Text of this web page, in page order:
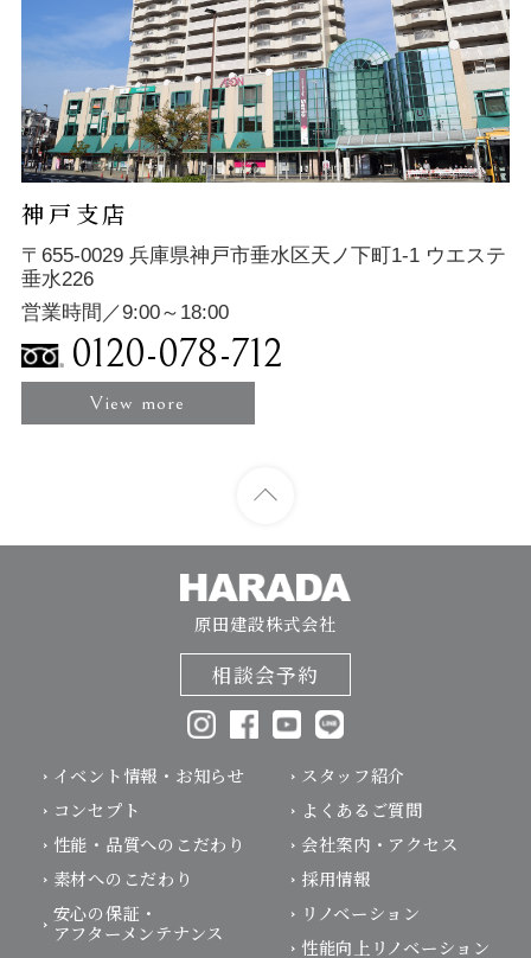
神戸支店
〒655-0029 兵庫県神戸市垂水区天ノ下町1-1 ウエステ
垂水226
営業時間／9:00～18:00
0120-078-712
View more
原田建設株式会社
相談会予約
イベント情報・お知らせ
コンセプト
性能・品質へのこだわり
素材へのこだわり
安心の保証・
アフターメンテナンス
スタッフ紹介
よくあるご質問
会社案内・アクセス
採用情報
リノベーション
性能向上リノベーション